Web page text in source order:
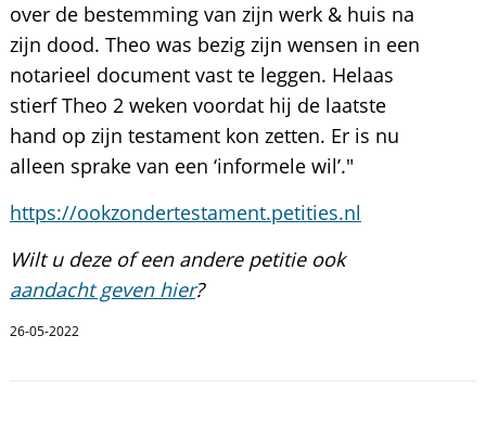
over de bestemming van zijn werk & huis na
zijn dood. Theo was bezig zijn wensen in een
notarieel document vast te leggen. Helaas
stierf Theo 2 weken voordat hij de laatste
hand op zijn testament kon zetten. Er is nu
alleen sprake van een ‘informele wil’."
https://ookzondertestament.petities.nl
Wilt u deze of een andere petitie ook
aandacht geven hier?
26-05-2022